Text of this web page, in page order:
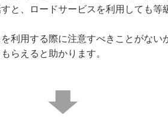
と、ロードサービスを利用しても
利用する際に注意すべきことがない
らえると助かります。